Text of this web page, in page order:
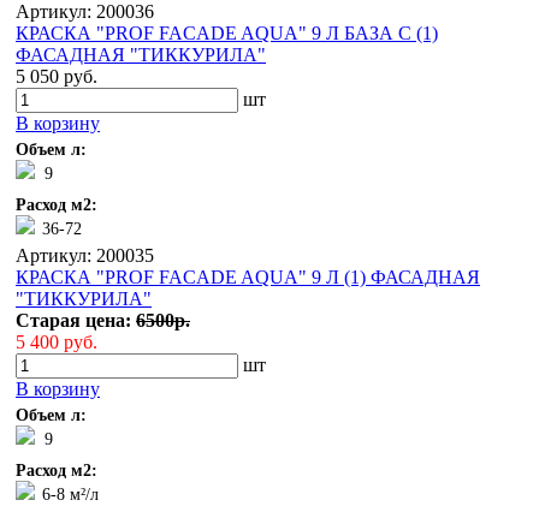
Артикул: 200036
КРАСКА "PROF FACADE AQUA" 9 Л БАЗА С (1)
ФАСАДНАЯ "ТИККУРИЛА"
5 050 руб.
шт
В корзину
Объем л:
9
Расход м2:
36-72
Артикул: 200035
КРАСКА "PROF FACADE AQUA" 9 Л (1) ФАСАДНАЯ
"ТИККУРИЛА"
Старая цена: 6500р.
5 400 руб.
шт
В корзину
Объем л:
9
Расход м2:
6-8 м²/л